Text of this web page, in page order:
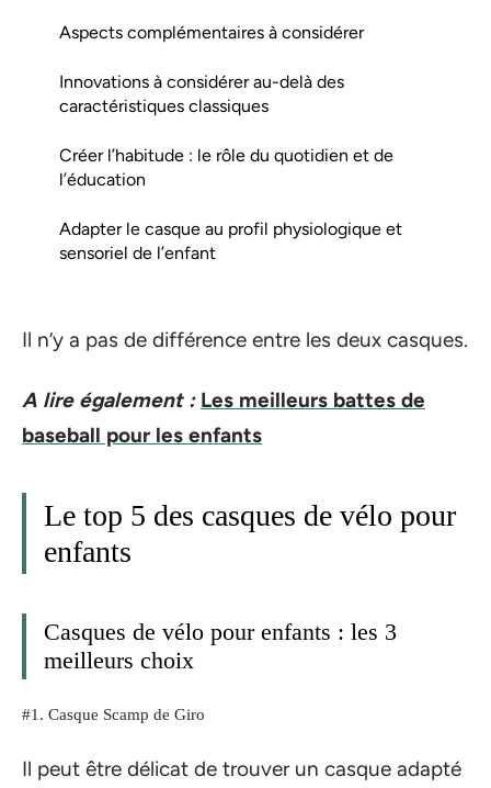
Aspects complémentaires à considérer
Innovations à considérer au-delà des
caractéristiques classiques
Créer l’habitude : le rôle du quotidien et de
l’éducation
Adapter le casque au profil physiologique et
sensoriel de l’enfant
Il n’y a pas de différence entre les deux casques.
A lire également : Les meilleurs battes de
baseball pour les enfants
Le top 5 des casques de vélo pour
enfants
Casques de vélo pour enfants : les 3
meilleurs choix
#1. Casque Scamp de Giro
Il peut être délicat de trouver un casque adapté